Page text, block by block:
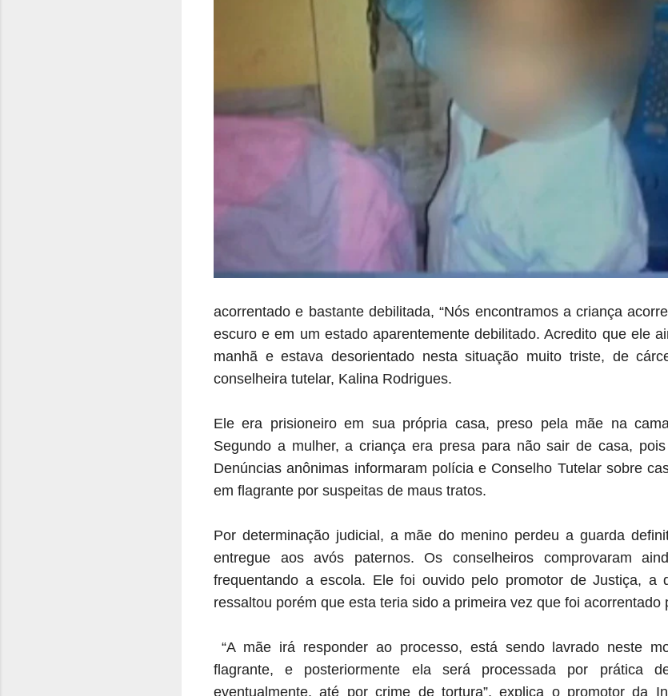
acorrentado e bastante debilitada, “Nós encontramos a criança
escuro e em um estado aparentemente debilitado. Acredito que ele
manhã e estava desorientado nesta situação muito triste, de
conselheira tutelar, Kalina Rodrigues.
Ele era prisioneiro em sua própria casa, preso pela mãe na
Segundo a mulher, a criança era presa para não sair de casa,
Denúncias anônimas informaram polícia e Conselho Tutelar sobre
em flagrante por suspeitas de maus tratos.
Por determinação judicial, a mãe do menino perdeu a guarda
entregue aos avós paternos. Os conselheiros comprovaram
frequentando a escola. Ele foi ouvido pelo promotor de Justiça, a
ressaltou porém que esta teria sido a primeira vez que foi acorrentado
“A mãe irá responder ao processo, está sendo lavrado neste
flagrante, e posteriormente ela será processada por prática
eventualmente, até por crime de tortura”, explica o promotor da